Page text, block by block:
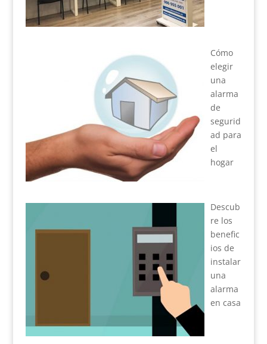
Cómo
elegir
una
alarma
de
segurid
ad para
el
hogar
Descub
re los
benefic
ios de
instalar
una
alarma
en casa